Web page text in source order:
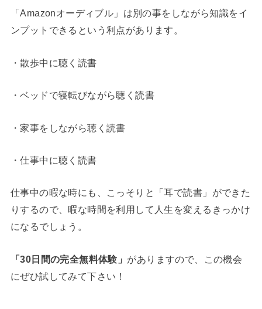
「Amazonオーディブル」は別の事をしながら知識をイ
ンプットできるという利点があります。
・散歩中に聴く読書
・ベッドで寝転びながら聴く読書
・家事をしながら聴く読書
・仕事中に聴く読書
仕事中の暇な時にも、こっそりと「耳で読書」ができた
りするので、暇な時間を利用して人生を変えるきっかけ
になるでしょう。
「30日間の完全無料体験」 がありますので、この機会
にぜひ試してみて下さい！